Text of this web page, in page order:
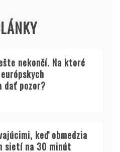
nekončí. Na ktoré
dať pozor?
keď obmedzia
sietí na 30 minút